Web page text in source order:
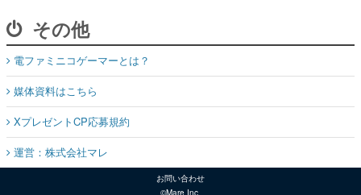
その他
電ファミニコゲーマーとは？
媒体資料はこちら
XプレゼントCP応募規約
運営：株式会社マレ
お問い合わせ